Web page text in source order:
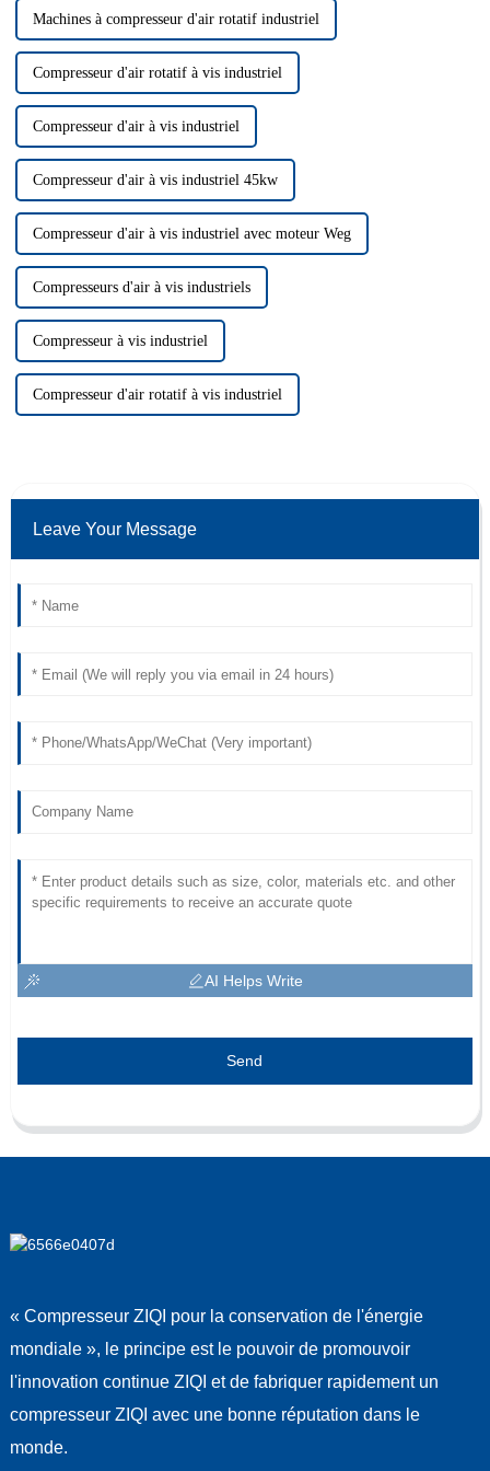
Machines à compresseur d'air rotatif industriel
Compresseur d'air rotatif à vis industriel
Compresseur d'air à vis industriel
Compresseur d'air à vis industriel 45kw
Compresseur d'air à vis industriel avec moteur Weg
Compresseurs d'air à vis industriels
Compresseur à vis industriel
Compresseur d'air rotatif à vis industriel
Leave Your Message
AI Helps Write
Send
« Compresseur ZIQI pour la conservation de l'énergie
mondiale », le principe est le pouvoir de promouvoir
l'innovation continue ZIQI et de fabriquer rapidement un
compresseur ZIQI avec une bonne réputation dans le
monde.